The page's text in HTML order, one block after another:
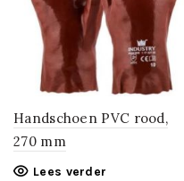
Handschoen PVC rood,
270 mm
Lees verder